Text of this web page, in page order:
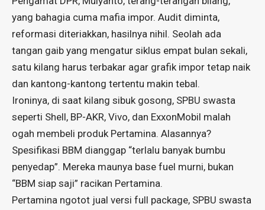
yang bahagia cuma mafia impor. Audit diminta,
reformasi diteriakkan, hasilnya nihil. Seolah ada
tangan gaib yang mengatur siklus empat bulan sekali,
satu kilang harus terbakar agar grafik impor tetap naik
dan kantong-kantong tertentu makin tebal.
Ironinya, di saat kilang sibuk gosong, SPBU swasta
seperti Shell, BP-AKR, Vivo, dan ExxonMobil malah
ogah membeli produk Pertamina. Alasannya?
Spesifikasi BBM dianggap “terlalu banyak bumbu
penyedap”. Mereka maunya base fuel murni, bukan
“BBM siap saji” racikan Pertamina.
Pertamina ngotot jual versi full package, SPBU swasta